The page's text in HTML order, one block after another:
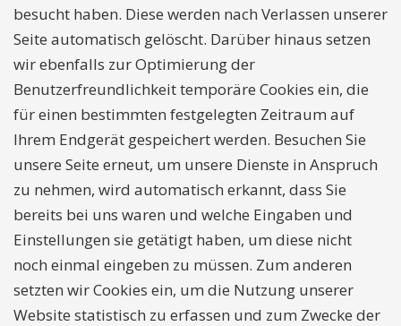
besucht haben. Diese werden nach Verlassen unserer
Seite automatisch gelöscht. Darüber hinaus setzen
wir ebenfalls zur Optimierung der
Benutzerfreundlichkeit temporäre Cookies ein, die
für einen bestimmten festgelegten Zeitraum auf
Ihrem Endgerät gespeichert werden. Besuchen Sie
unsere Seite erneut, um unsere Dienste in Anspruch
zu nehmen, wird automatisch erkannt, dass Sie
bereits bei uns waren und welche Eingaben und
Einstellungen sie getätigt haben, um diese nicht
noch einmal eingeben zu müssen. Zum anderen
setzten wir Cookies ein, um die Nutzung unserer
Website statistisch zu erfassen und zum Zwecke der